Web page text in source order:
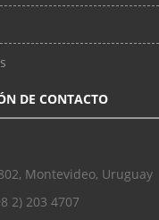
DE CONTACTO
Montevideo, Uruguay
2) 203 4707